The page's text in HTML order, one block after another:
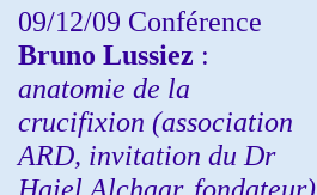
09/12/09 Conférence
Bruno Lussiez :
anatomie de la
crucifixion (association
ARD, invitation du Dr
Haiel Alchaar, fondateur)